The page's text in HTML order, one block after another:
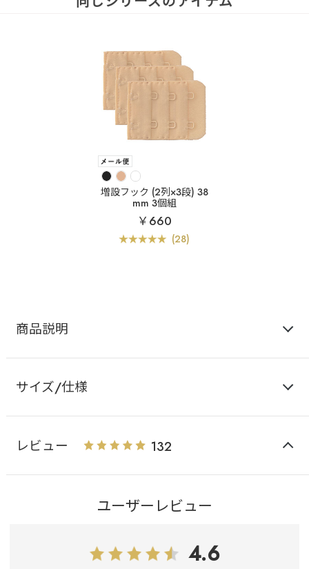
増設フック (2列×3段) 38
mm 3個組
￥660
(28)
商品説明
サイズ/仕様
レビュー 132
ユーザーレビュー
4.6